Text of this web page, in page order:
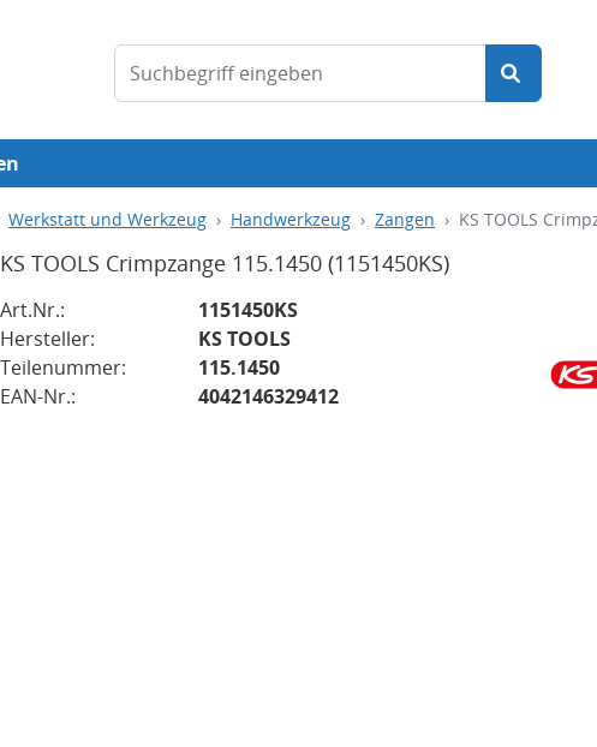
Werkstatt und Werkzeug Handwerkzeug Zangen KS TOOLS
KS TOOLS Crimpzange 115.1450 (1151450KS)
Art.Nr.:
1151450KS
Hersteller:
KS TOOLS
Teilenummer:
115.1450
EAN-Nr.:
4042146329412